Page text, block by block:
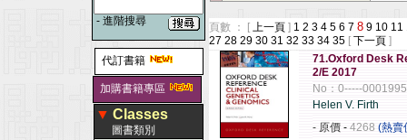
- 進階搜尋
代訂書籍
加購書籍專區
▼ Classes
圖書類別
頁數 ： [ 上一頁 ] 1 2 3 4 5 6 7 8 9 10 11
27 28 29 30 31 32 33 34 35 [ 下一頁 ]
71.Oxford Desk
2/E 2017
No：0-----
Helen V. Firth
- 原價 - 4268 (熱賣